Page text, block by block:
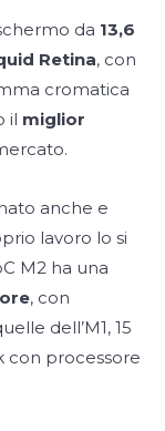
da 13,6
Retina, con
cromatica
il miglior
anche e
lavoro lo si
M2 ha una
, con
dell’M1, 15
con processore